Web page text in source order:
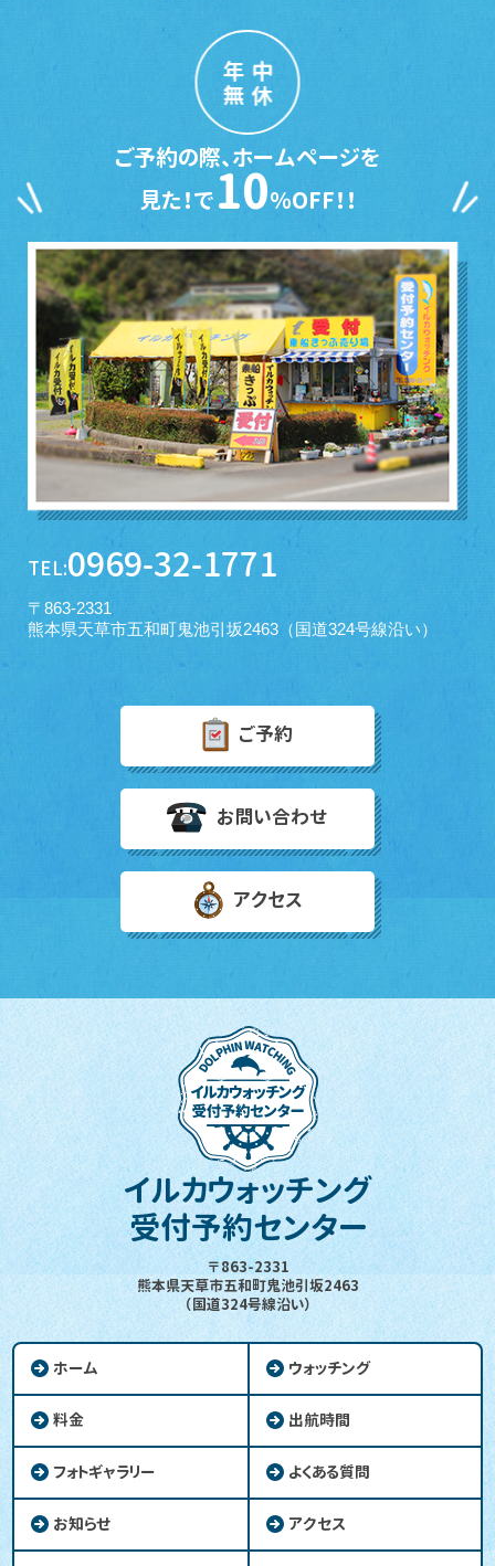
年中
無休
ご予約の際、ホームページを
見た！で10％OFF！！
TEL:0969-32-1771
〒863-2331
熊本県天草市五和町鬼池引坂2463（国道324号線沿い）
ご予約
お問い合わせ
アクセス
イルカウォッチング
受付予約センター
〒863-2331
熊本県天草市五和町鬼池引坂2463
（国道324号線沿い）
ホーム ウォッチング
料金 出航時間
フォトギャラリー よくある質問
お知らせ アクセス